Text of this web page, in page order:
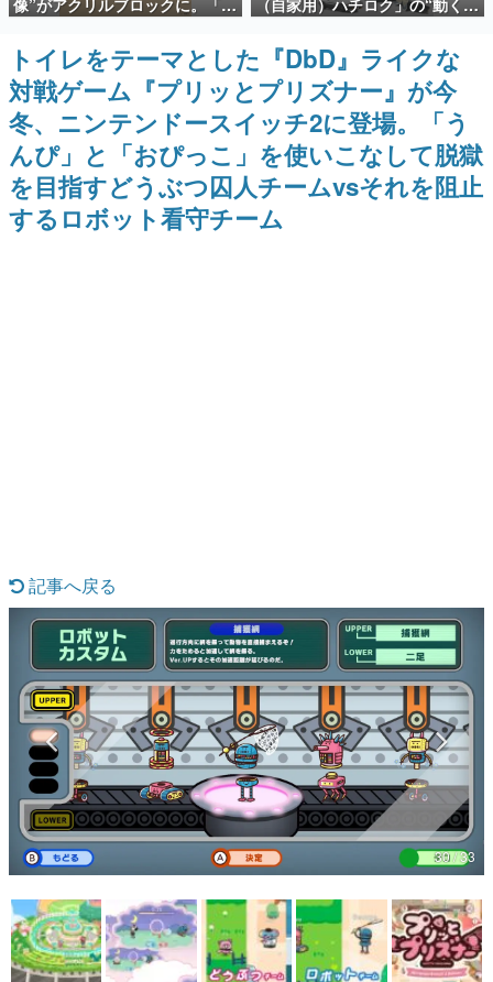
事をまとめました。
ゲームの企画書
名作ゲームクリエイターの方々に製作時のエピソードをお
聞きし、ヒットする企画（ゲーム）とは何か？を探ってい
きます。
赫本
この物語を解いてはいけない。『赫本』は、〈試験問題〉
の形をした短編ホラー小説集です。
新世代に訊く
具体的な形から解き明かしていく、硬派で骨太な評論連載
です。
ゲームが変えた日本語
「経験値」「裏技」「ラスボス」… ゲームにまつわる言葉
の起源や用法の変遷を、コンピューター文化史研究家・タ
イニーP氏が徹底調査。
カテゴリ
特集記事
マンガ
女性向け
アプリレビュー
映ヒストリカル グッズコレクシ
ョン」が8月下旬より発売
ィッシュケース”が買えるポップ
アップショップが開催へ。マン
ガの舞台である群馬の「イオン
モール高崎」にて、8月11日か
ら8月20日までの期間限定で開
催予定
トイレをテーマとした『DbD』ライクな
対戦ゲーム『プリッとプリズナー』が今
冬、ニンテンドースイッチ2に登場。「う
んぴ」と「おぴっこ」を使いこなして脱獄
を目指すどうぶつ囚人チームvsそれを阻止
するロボット看守チーム
記事へ戻る
30 / 33